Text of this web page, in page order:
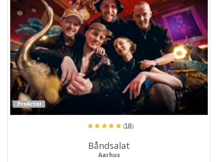
ProArtist
(18)
Båndsalat
Aarhus